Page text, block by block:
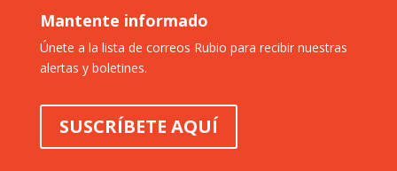
Mantente informado
Únete a la lista de correos Rubio para recibir nuestras
alertas y boletines.
SUSCRÍBETE AQUÍ